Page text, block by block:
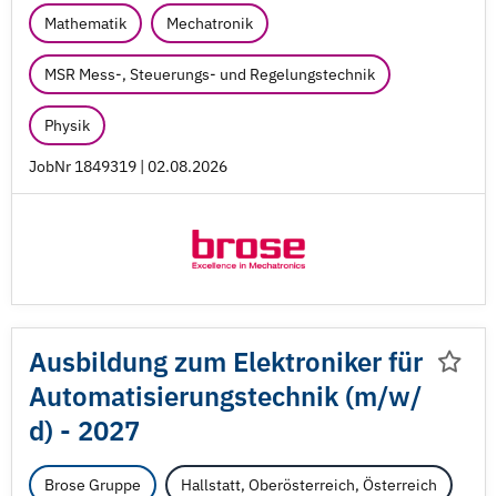
Mathematik Mechatronik
MSR Mess-, Steuerungs- und Regelungstechnik
Physik
JobNr 1849319 | 02.08.2026
Ausbildung zum Elektroniker für
Automatisierungstechnik (m/w/
d) - 2027
Brose Gruppe Hallstatt, Oberösterreich, Österreich